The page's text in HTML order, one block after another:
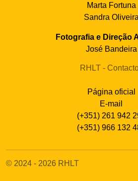
Marta Fortuna
Sandra Oliveira
Fotografia e Direção
José Bandeira
RHLT -
Página oficial
E-mail
(+351) 261 942
(+351) 966 132
© 2024 - 2026 RHLT